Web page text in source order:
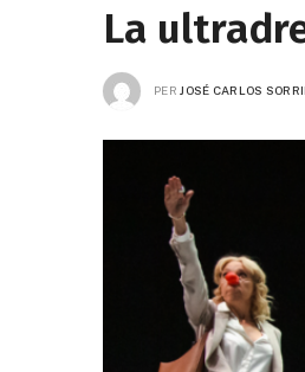
La
PER JOSÉ CARLOS